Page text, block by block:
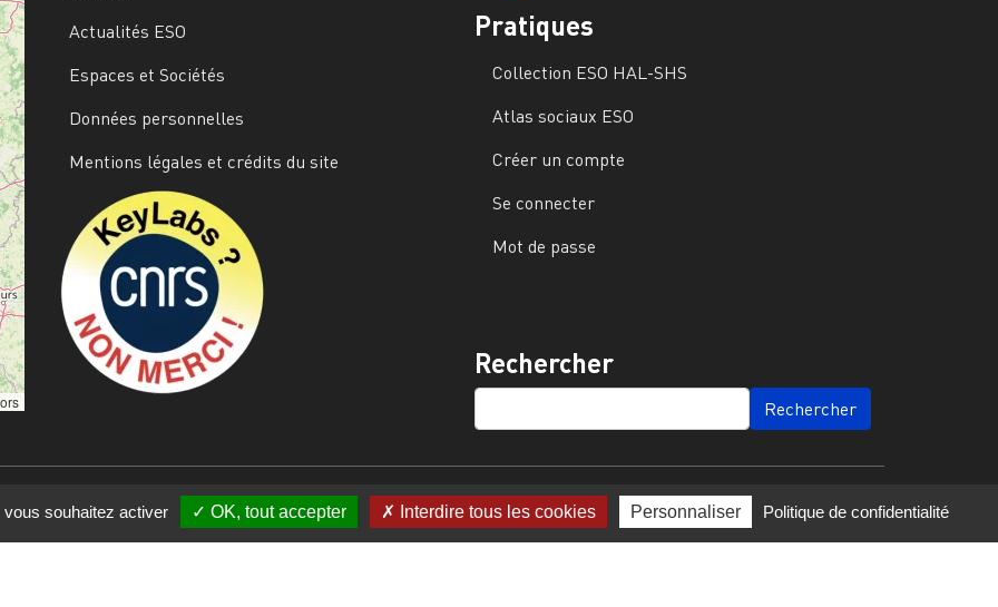
Actualités ESO
Espaces et Sociétés
Données personnelles
Mentions légales et crédits du site
Pratiques
Collection ESO HAL-SHS
Atlas sociaux ESO
Créer un compte
Se connecter
Mot de passe
Rechercher
SEARCH
souhaitez activer OK, tout accepter Interdire tous les cookies Personnaliser Politique de confidentialité